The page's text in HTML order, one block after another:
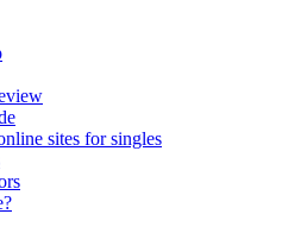
sites for singles